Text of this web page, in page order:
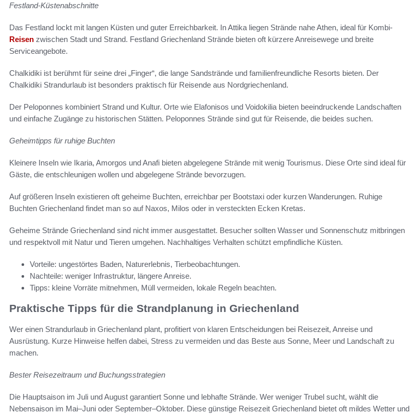
Festland-Küstenabschnitte
Das Festland lockt mit langen Küsten und guter Erreichbarkeit. In Attika liegen Strände nahe Athen, ideal für Kombi-
Reisen zwischen Stadt und Strand. Festland Griechenland Strände bieten oft kürzere Anreisewege und breite
Serviceangebote.
Chalkidiki ist berühmt für seine drei „Finger“, die lange Sandstrände und familienfreundliche Resorts bieten. Der
Chalkidiki Strandurlaub ist besonders praktisch für Reisende aus Nordgriechenland.
Der Peloponnes kombiniert Strand und Kultur. Orte wie Elafonisos und Voidokilia bieten beeindruckende Landschaften
und einfache Zugänge zu historischen Stätten. Peloponnes Strände sind gut für Reisende, die beides suchen.
Geheimtipps für ruhige Buchten
Kleinere Inseln wie Ikaria, Amorgos und Anafi bieten abgelegene Strände mit wenig Tourismus. Diese Orte sind ideal für
Gäste, die entschleunigen wollen und abgelegene Strände bevorzugen.
Auf größeren Inseln existieren oft geheime Buchten, erreichbar per Bootstaxi oder kurzen Wanderungen. Ruhige
Buchten Griechenland findet man so auf Naxos, Milos oder in versteckten Ecken Kretas.
Geheime Strände Griechenland sind nicht immer ausgestattet. Besucher sollten Wasser und Sonnenschutz mitbringen
und respektvoll mit Natur und Tieren umgehen. Nachhaltiges Verhalten schützt empfindliche Küsten.
Vorteile: ungestörtes Baden, Naturerlebnis, Tierbeobachtungen.
Nachteile: weniger Infrastruktur, längere Anreise.
Tipps: kleine Vorräte mitnehmen, Müll vermeiden, lokale Regeln beachten.
Praktische Tipps für die Strandplanung in Griechenland
Wer einen Strandurlaub in Griechenland plant, profitiert von klaren Entscheidungen bei Reisezeit, Anreise und
Ausrüstung. Kurze Hinweise helfen dabei, Stress zu vermeiden und das Beste aus Sonne, Meer und Landschaft zu
machen.
Bester Reisezeitraum und Buchungsstrategien
Die Hauptsaison im Juli und August garantiert Sonne und lebhafte Strände. Wer weniger Trubel sucht, wählt die
Nebensaison im Mai–Juni oder September–Oktober. Diese günstige Reisezeit Griechenland bietet oft mildes Wetter und